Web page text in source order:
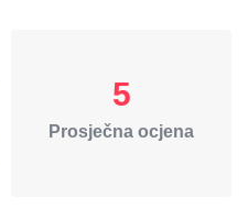
5
Prosječna ocjena